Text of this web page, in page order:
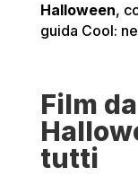
Halloween,
guida Cool:
Film
tutti